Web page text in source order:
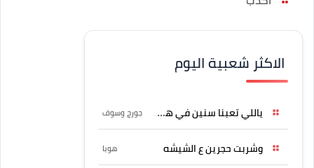
الاكثر شعبية اليوم
ياللي تعبنا سنين في هواه جورج وسوف
وشربت حجرين ع الشيشه هوبا